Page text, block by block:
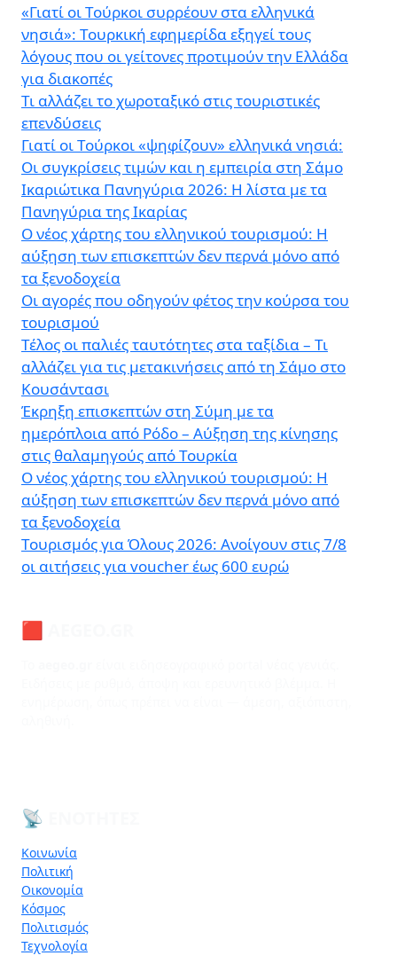
«Γιατί οι Τούρκοι συρρέουν στα ελληνικά
νησιά»: Τουρκική εφημερίδα εξηγεί τους
λόγους που οι γείτονες προτιμούν την Ελλάδα
για διακοπές
Τι αλλάζει το χωροταξικό στις τουριστικές
επενδύσεις
Γιατί οι Τούρκοι «ψηφίζουν» ελληνικά νησιά:
Οι συγκρίσεις τιμών και η εμπειρία στη Σάμο
Ικαριώτικα Πανηγύρια 2026: Η λίστα με τα
Πανηγύρια της Ικαρίας
Ο νέος χάρτης του ελληνικού τουρισμού: Η
αύξηση των επισκεπτών δεν περνά μόνο από
τα ξενοδοχεία
Οι αγορές που οδηγούν φέτος την κούρσα του
τουρισμού
Τέλος οι παλιές ταυτότητες στα ταξίδια – Τι
αλλάζει για τις μετακινήσεις από τη Σάμο στο
Κουσάντασι
Έκρηξη επισκεπτών στη Σύμη με τα
ημερόπλοια από Ρόδο – Αύξηση της κίνησης
στις θαλαμηγούς από Τουρκία
Ο νέος χάρτης του ελληνικού τουρισμού: Η
αύξηση των επισκεπτών δεν περνά μόνο από
τα ξενοδοχεία
Τουρισμός για Όλους 2026: Ανοίγουν στις 7/8
οι αιτήσεις για voucher έως 600 ευρώ
🟥 AEGEO.GR
📡 ΕΝΌΤΗΤΕΣ
Κοινωνία
Πολιτική
Οικονομία
Κόσμος
Πολιτισμός
Τεχνολογία